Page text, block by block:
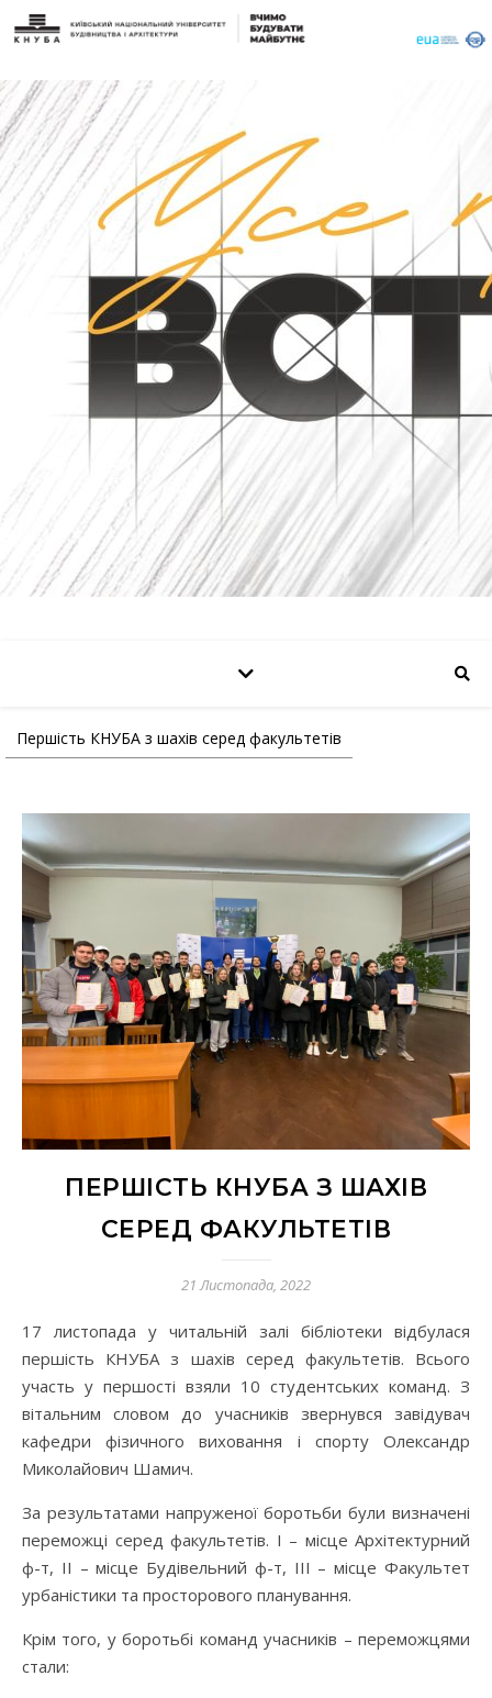
Першість КНУБА з шахів серед факультетів
ПЕРШІСТЬ КНУБА З ШАХІВ
СЕРЕД ФАКУЛЬТЕТІВ
21 Листопада, 2022
17 листопада у читальній залі бібліотеки відбулася
першість КНУБА з шахів серед факультетів. Всього
участь у першості взяли 10 студентських команд. З
вітальним словом до учасників звернувся завідувач
кафедри фізичного виховання і спорту Олександр
Миколайович Шамич.
За результатами напруженої боротьби були визначені
переможці серед факультетів. I – місце Архітектурний
ф-т, II – місце Будівельний ф-т, III – місце Факультет
урбаністики та просторового планування.
Крім того, у боротьбі команд учасників – переможцями
стали: